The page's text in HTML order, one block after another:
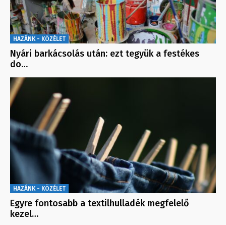
HAZÁNK - KÖZÉLET
Nyári barkácsolás után: ezt tegyük a festékes
do…
HAZÁNK - KÖZÉLET
Egyre fontosabb a textilhulladék megfelelő
kezel…